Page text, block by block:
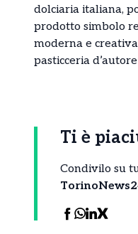
dolciaria italiana,
prodotto simbolo
moderna e
pasticceria
Ti è
Condivilo su